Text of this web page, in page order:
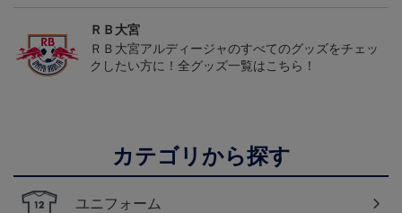
ＲＢ大宮
ＲＢ大宮アルディージャのすべてのグッズをチェッ
クしたい方に！全グッズ一覧はこちら！
カテゴリから探す
ユニフォーム